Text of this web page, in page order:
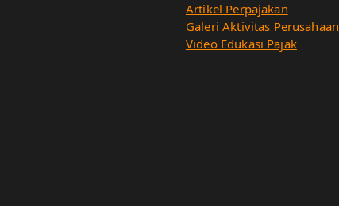
Artikel Perpajakan
Galeri Aktivitas Perusahaan
Video Edukasi Pajak